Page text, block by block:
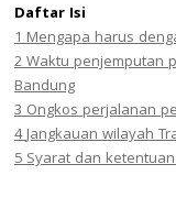
Daftar Isi
1Mengapa harus
2Waktu penjemputan
Bandung
3Ongkos perjalanan
4Jangkauan wilayah
5Syarat dan